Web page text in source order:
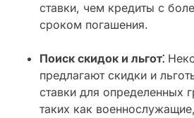
ставки, чем кредиты с
сроком погашения.
Поиск скидок и льгот⁚
предлагают скидки и
ставки для определенных
таких как